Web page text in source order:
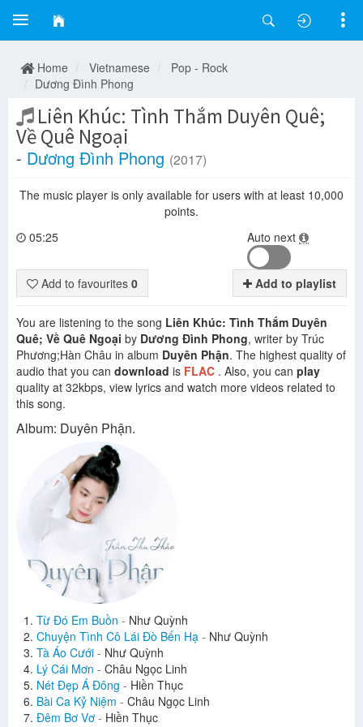
Home Vietnamese
Pop - Rock
Dương Đình Phong
Liên Khúc: Tình Thắm Duyên Quê;
Về Quê Ngoại
- Dương Đình Phong (2017)
The music player is only available for users with at least 10,000
points.
05:25
Auto next
Add to favourites 0 Add to playlist
You are listening to the song Liên Khúc: Tình Thắm Duyên
Quê; Về Quê Ngoại by Dương Đình Phong, writer by Trúc
Phương;Hàn Châu in album Duyên Phận. The highest quality of
audio that you can download is FLAC . Also, you can play
quality at 32kbps, view lyrics and watch more videos related to
this song.
Album: Duyên Phận.
Từ Đó Em Buồn - Như Quỳnh
Chuyện Tình Cô Lái Đò Bến Hạ - Như Quỳnh
Tà Áo Cưới - Như Quỳnh
Lý Cái Mơn - Châu Ngọc Linh
Nét Đẹp Á Đông - Hiền Thục
Bài Ca Kỷ Niệm - Châu Ngọc Linh
Đêm Bơ Vơ - Hiền Thục